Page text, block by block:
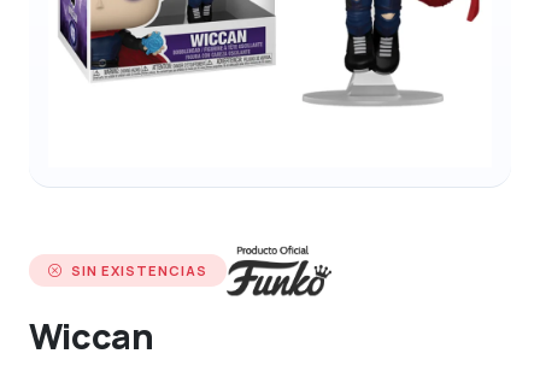
SIN EXISTENCIAS
Wiccan